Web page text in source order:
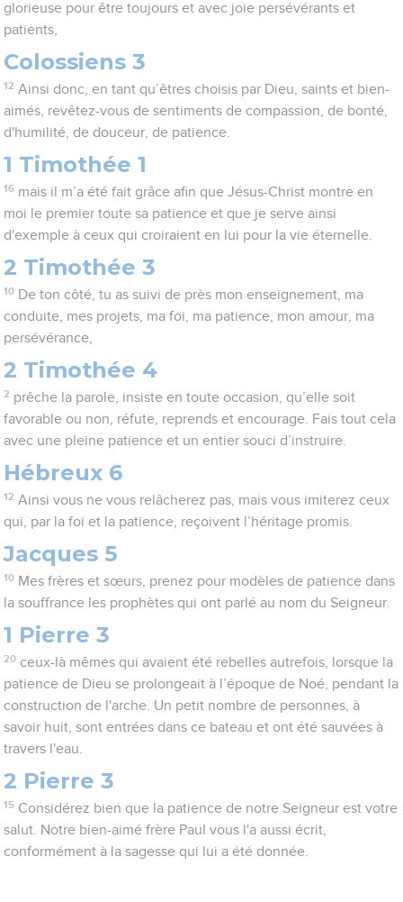
glorieuse pour être toujours et avec joie persévérants et
patients,
Colossiens 3
12 Ainsi donc, en tant qu’êtres choisis par Dieu, saints et bien-
aimés, revêtez-vous de sentiments de compassion, de bonté,
d'humilité, de douceur, de patience.
1 Timothée 1
16 mais il m’a été fait grâce afin que Jésus-Christ montre en
moi le premier toute sa patience et que je serve ainsi
d'exemple à ceux qui croiraient en lui pour la vie éternelle.
2 Timothée 3
10 De ton côté, tu as suivi de près mon enseignement, ma
conduite, mes projets, ma foi, ma patience, mon amour, ma
persévérance,
2 Timothée 4
2 prêche la parole, insiste en toute occasion, qu’elle soit
favorable ou non, réfute, reprends et encourage. Fais tout cela
avec une pleine patience et un entier souci d’instruire.
Hébreux 6
12 Ainsi vous ne vous relâcherez pas, mais vous imiterez ceux
qui, par la foi et la patience, reçoivent l’héritage promis.
Jacques 5
10 Mes frères et sœurs, prenez pour modèles de patience dans
la souffrance les prophètes qui ont parlé au nom du Seigneur.
1 Pierre 3
20 ceux-là mêmes qui avaient été rebelles autrefois, lorsque la
patience de Dieu se prolongeait à l’époque de Noé, pendant la
construction de l'arche. Un petit nombre de personnes, à
savoir huit, sont entrées dans ce bateau et ont été sauvées à
travers l'eau.
2 Pierre 3
15 Considérez bien que la patience de notre Seigneur est votre
salut. Notre bien-aimé frère Paul vous l'a aussi écrit,
conformément à la sagesse qui lui a été donnée.